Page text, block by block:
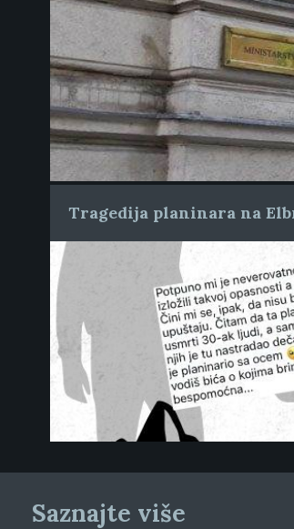
Tragedija planinara na
Saznajte više